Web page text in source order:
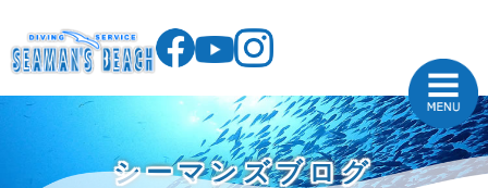
シーマンズブログ